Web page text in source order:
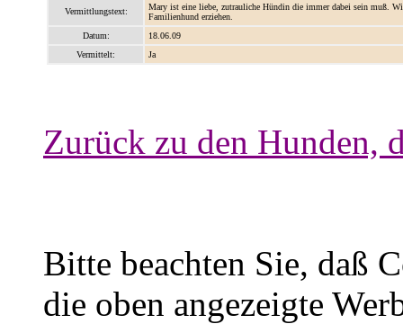
Vermittlungstext:
Mary ist eine liebe, zutrauliche Hündin die immer dabei sein muß.
Familienhund erziehen.
Datum:
18.06.09
Vermittelt:
Ja
Zurück zu den Hunden,
Bitte beachten Sie, daß
die oben angezeigte